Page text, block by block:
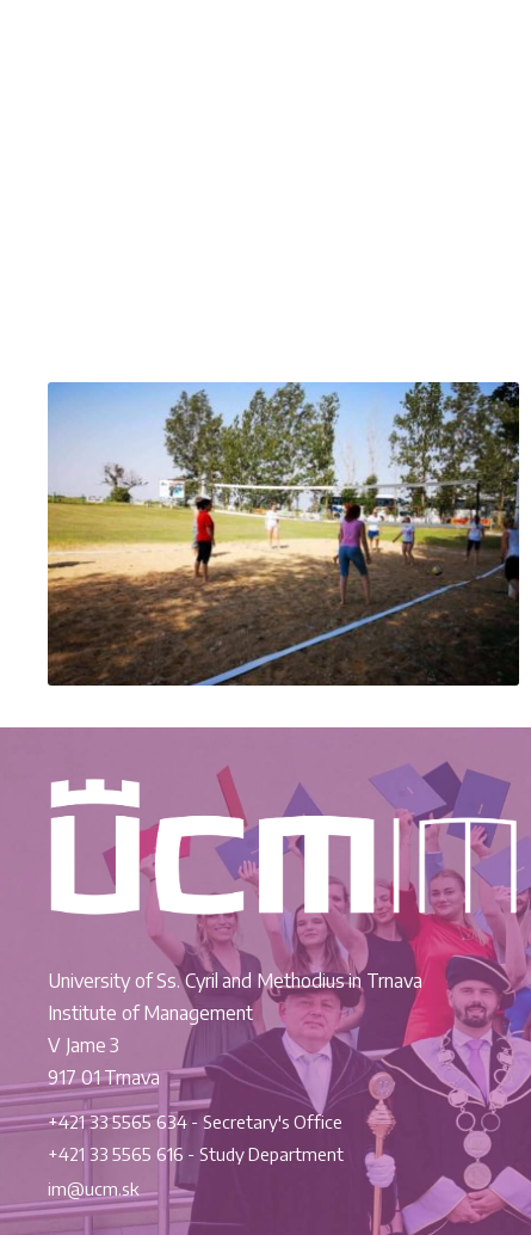
University of Ss. Cyril and Methodius in Trnava
Institute of Management
V Jame 3
917 01 Trnava
+421 33 5565 634 - Secretary's Office
+421 33 5565 616 - Study Department
im@ucm.sk